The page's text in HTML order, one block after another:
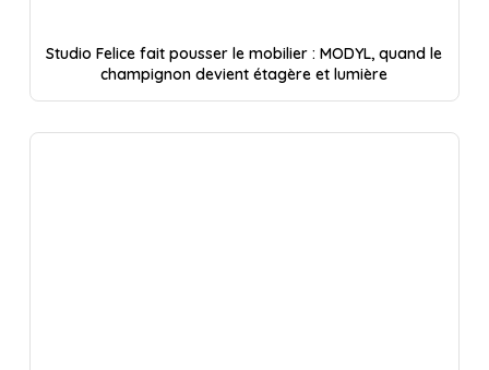
Studio Felice fait pousser le mobilier : MODYL, quand le
champignon devient étagère et lumière